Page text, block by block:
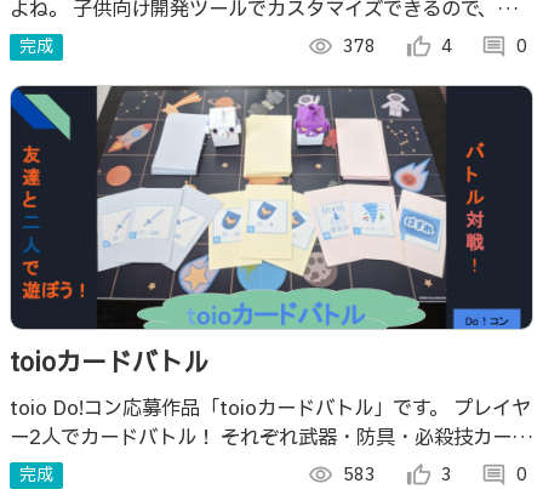
よね。 子供向け開発ツールでカスタマイズできるので、こ
どもから、大人まで、自分だけのシステムを実現できます。
誰かのために、作ってみませんか？
完成 visibility 378 thumb_up_alt 4 comment 0
toioカードバトル
toio Do!コン応募作品「toioカードバトル」です。 プレイヤ
ー2人でカードバトル！ それぞれ武器・防具・必殺技カード
を読み込み、 パワー注入後、バトル開始です。
完成 visibility 583 thumb_up_alt 3 comment 0